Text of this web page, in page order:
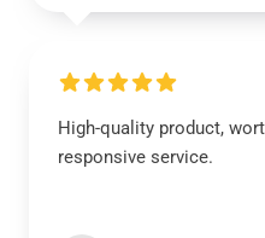
High-quality product,
responsive service.